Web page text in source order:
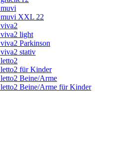
XXL 22
light
Parkinson
stativ
für Kinder
Beine/Arme
Beine/Arme für Kinder